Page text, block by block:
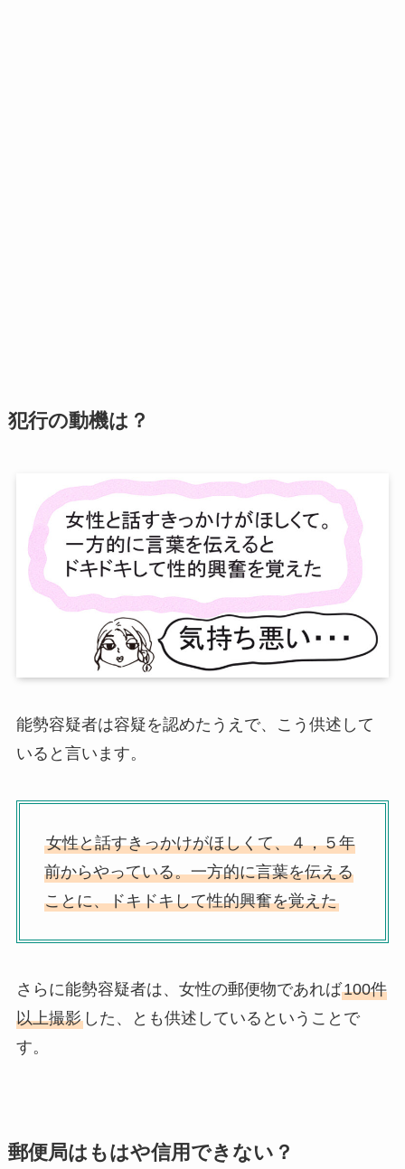
犯行の動機は？
能勢容疑者は容疑を認めたうえで、こう供述して
いると言います。
女性と話すきっかけがほしくて、４，５年
前からやっている。一方的に言葉を伝える
ことに、ドキドキして性的興奮を覚えた
さらに能勢容疑者は、女性の郵便物であれば100件
以上撮影した、とも供述しているということで
す。
郵便局はもはや信用できない？